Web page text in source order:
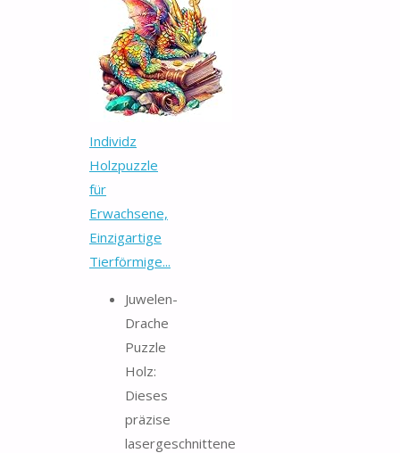
Individz
Holzpuzzle
für
Erwachsene,
Einzigartige
Tierförmige...
Juwelen-
Drache
Puzzle
Holz:
Dieses
präzise
lasergeschnittene